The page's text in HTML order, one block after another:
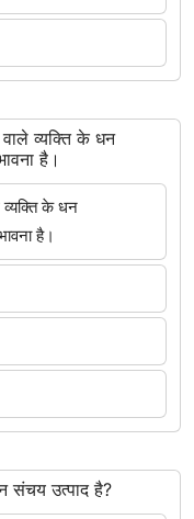
व्यक्ति के धन
है।
के धन
है।
संचय उत्पाद है?